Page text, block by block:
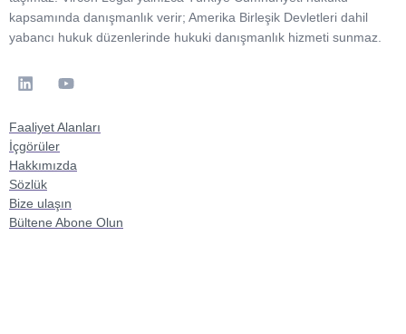
kapsamında danışmanlık verir; Amerika Birleşik Devletleri dahil
yabancı hukuk düzenlerinde hukuki danışmanlık hizmeti sunmaz.
Faaliyet Alanları
İçgörüler
Hakkımızda
Sözlük
Bize ulaşın
Bültene Abone Olun